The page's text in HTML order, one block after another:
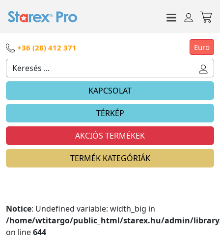
+36 (28) 412 371 Euro
KAPCSOLAT
TÉRKÉP
AKCIÓS TERMÉKEK
TERMÉK KATEGÓRIÁK
Notice: Undefined variable: width_big in
/home/wtitargo/public_html/starex.hu/admin/
on line644